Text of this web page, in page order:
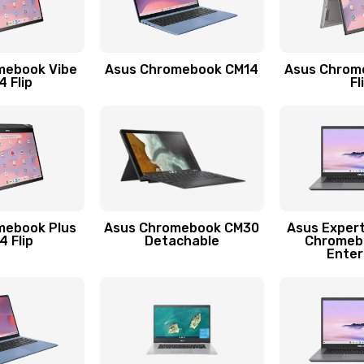
50 мин
50 мин 3 года
60 мин
60 мин
50 мин 3 года
40 мин
30 мин 2 года
Vibe
Flip
Asus Chromebook CM14
Asus
Plus
Flip
Asus Chromebook CM30
Detachable
Asus